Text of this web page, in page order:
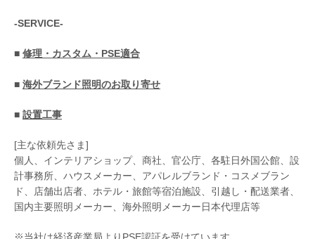
-SERVICE-
■ 修理・カスタム・PSE適合
■ 海外ブランド照明のお取り寄せ
■ 設置工事
[主な依頼先さま]
個人、インテリアショップ、商社、官公庁、各駐日外国公館、設
計事務所、ハウスメーカー、アパレルブランド・コスメブラン
ド、店舗出店者、ホテル・旅館等宿泊施設、引越し・配送業者、
国内主要照明メーカー、海外照明メーカー日本代理店等
※当社は経済産業局よりPSE認証を受けています